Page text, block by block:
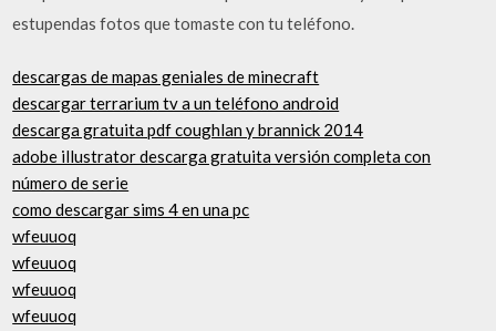
estupendas fotos que tomaste con tu teléfono.
descargas de mapas geniales de minecraft
descargar terrarium tv a un teléfono android
descarga gratuita pdf coughlan y brannick 2014
adobe illustrator descarga gratuita versión completa con
número de serie
como descargar sims 4 en una pc
wfeuuoq
wfeuuoq
wfeuuoq
wfeuuoq